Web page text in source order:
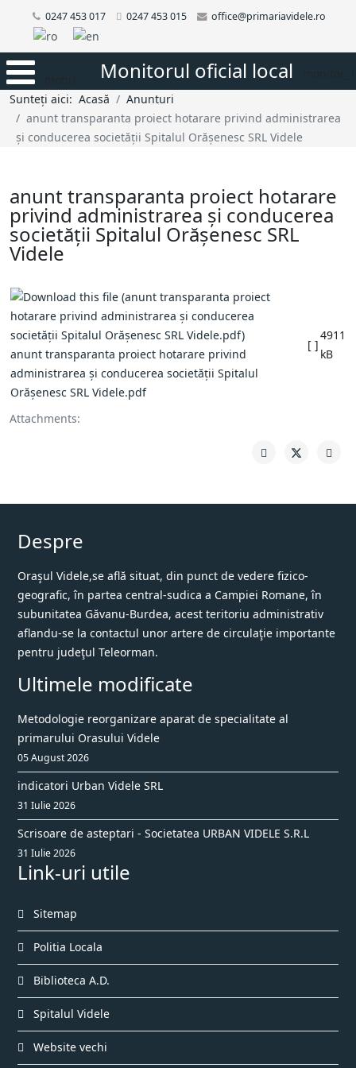
0247 453 017 0247 453 015 office@primariavidele.ro
Monitorul oficial local
Sunteți aici: Acasă
Anunturi
anunt transparanta proiect hotarare privind administrarea
și conducerea societății Spitalul Orășenesc SRL Videle
anunt transparanta proiect hotarare
privind administrarea și conducerea
societății Spitalul Orășenesc SRL
Videle
Attachments:
anunt transparanta proiect hotarare privind
administrarea și conducerea societății Spitalul
Orășenesc SRL Videle.pdf
[ ]
4911
kB
Despre
Oraşul Videle,se află situat, din punct de vedere fizico-
geografic, în partea central-sudica a Campiei Romane, în
subunitatea Găvanu-Burdea, acest teritoriu administrativ
aflandu-se la contactul unor artere de circulaţie importante
pentru judeţul Teleorman.
Ultimele modificate
Metodologie reorganizare aparat de specialitate al
primarului Orasului Videle
05 August 2026
indicatori Urban Videle SRL
31 Iulie 2026
Scrisoare de asteptari - Societatea URBAN VIDELE S.R.L
31 Iulie 2026
Link-uri utile
Sitemap
Politia Locala
Biblioteca A.D.
Spitalul Videle
Website vechi